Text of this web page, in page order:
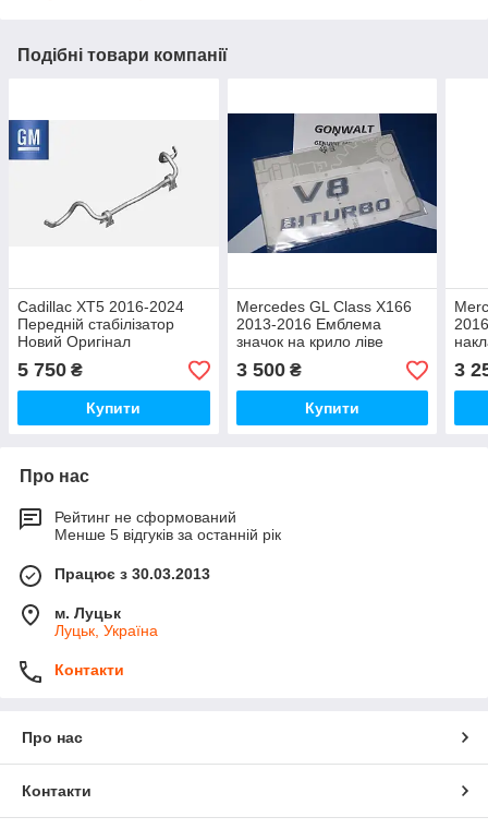
Подібні товари компанії
Cadillac XT5 2016-2024
Передній стабілізатор
Новий Оригінал
5 750 ₴
Купити
Mercedes GL Class X166
2013-2016 Емблема
значок на крило ліве
праве V8 Biturbo Новий
Оригінал
3 500₴
Купити
3
Про нас
Рейтинг не сформований
Менше 5 відгуків за останній рік
Працює з 30.03.2013
м. Луцьк
Луцьк, Україна
Контакти
Про нас
Контакти